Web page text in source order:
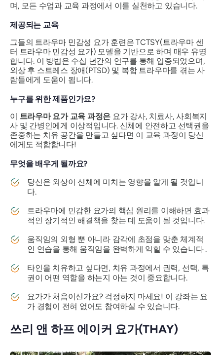
며, 모든 수업과 교육 과정에서 이를 실천하고 있습니다.
제공되는 교육
그들의 트라우마 민감성 요가 훈련은 TCTSY(트라우마 센
터 트라우마 민감성 요가) 모델을 기반으로 하며 매우 유명
합니다. 이 방법은 수십 년간의 연구를 통해 입증되었으며,
외상 후 스트레스 장애(PTSD) 및 복합 트라우마를 겪는 사
람들에게 도움이 됩니다.
누구를 위한 제품인가요?
이 트라우마 요가 교육 과정은 요가 강사, 치료사, 사회복지
사 및 간병인에게 이상적입니다. 신체에 안전하고 선택권을
존중하는 치유 공간을 만들고 싶다면 이 교육 과정이 당신
에게도 적합합니다!
무엇을 배우게 될까요?
당신은 외상이 신체에 미치는 영향을 알게 될 것입니
다.
트라우마에 민감한 요가의 핵심 원리를 이해하면 효과
적인 장기적인 해결책을 찾는 데 도움이 될 것입니다.
움직임의 외형 뿐 아니라 감각에 초점을 맞춘 체계적
인 연습을 통해 움직임을 완벽하게 익힐 수 있습니다.
타인을 치유하고 싶다면, 치유 과정에서 권력, 선택, 특
권이 어떤 역할을 하는지 아는 것이 중요합니다.
요가가 처음이신가요? 걱정하지 마세요! 이 강좌는 요
가 경험이 전혀 없어도 참여하실 수 있습니다.
쓰리 앤 하프 에이커 요가(THAY)